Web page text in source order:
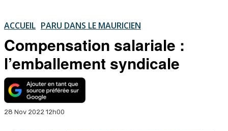
ACCUEIL PARU DANS LE MAURICIEN
Compensation salariale :
l’emballement syndicale
28 Nov 2022 12h00